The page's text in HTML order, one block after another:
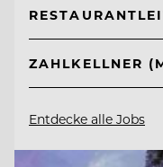
ZAHLKELLNER
Entdecke alle Jobs